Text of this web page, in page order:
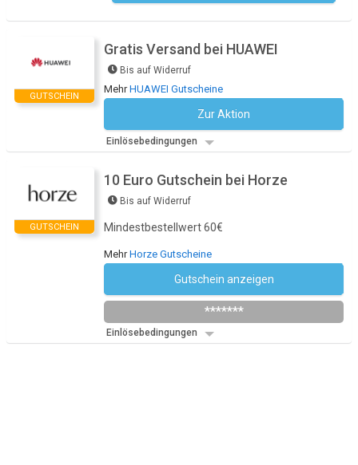
GUTSCHEIN
Gratis Versand bei HUAWEI
Bis auf Widerruf
MehrHUAWEI Gutscheine
Zur Aktion
Einlösebedingungen
GUTSCHEIN
10 Euro Gutschein bei Horze
Bis auf Widerruf
Mindestbestellwert 60€
MehrHorze Gutscheine
Gutschein anzeigen
*******
Einlösebedingungen